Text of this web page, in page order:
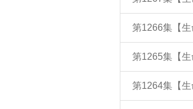
第1266集【
第1265集【
第1264集【